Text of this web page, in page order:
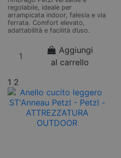
regolabile, ideale per
arrampicata indoor, falesia e via
ferrata. Comfort elevato,
adattabilità e facilità d’uso.
Aggiungi
al carrello
1 2